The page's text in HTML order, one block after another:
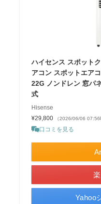
ハイセンス スポット
アコン スポットエア
22G ノンドレン 窓パ
式
Hisense
¥29,800
（2026/06/06 07:56
口コミを見る
Yahoo